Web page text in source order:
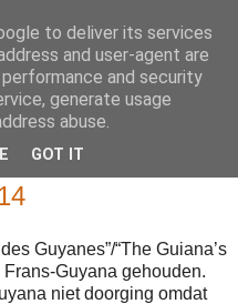
Guyanes”/“The Guiana’s
Guyana gehouden.
niet doorging omdat
to deliver its services
and user-agent are
and security
generate usage
abuse.
GOT IT